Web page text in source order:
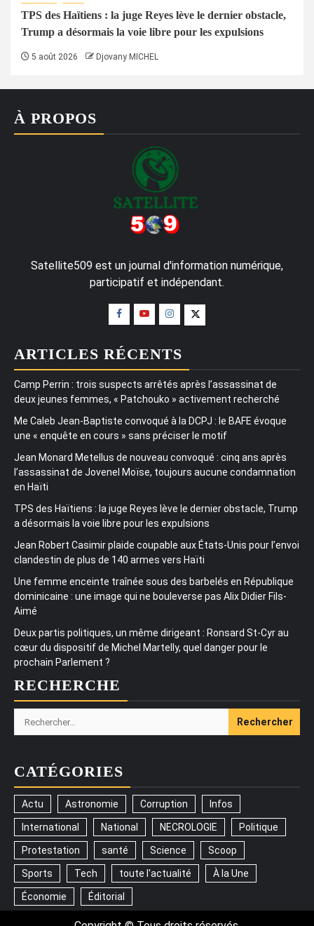
TPS des Haïtiens : la juge Reyes lève le dernier obstacle,
Trump a désormais la voie libre pour les expulsions
5 août 2026 Djovany MICHEL
À PROPOS
Satellite509 est un journal d'information numérique,
participatif et indépendant.
ARTICLES RÉCENTS
Camp Perrin : trois suspects arrêtés après l’assassinat de
deux jeunes femmes, « Patchouko » activement recherché
Me Caleb Jean-Baptiste convoqué à la DCPJ : le BAFE évoque
une « enquête en cours » sans préciser le motif
Jean Monard Metellus de nouveau convoqué : cinq ans après
l’assassinat de Jovenel Moïse, toujours aucune condamnation
en Haïti
TPS des Haïtiens : la juge Reyes lève le dernier obstacle, Trump
a désormais la voie libre pour les expulsions
Jean Robert Casimir plaide coupable aux États-Unis pour l’envoi
clandestin de plus de 140 armes vers Haïti
Une femme enceinte traînée sous des barbelés en République
dominicaine : une image qui ne bouleverse pas Alix Didier Fils-
Aimé
Deux partis politiques, un même dirigeant : Ronsard St-Cyr au
cœur du dispositif de Michel Martelly, quel danger pour le
prochain Parlement ?
RECHERCHE
Rechercher :
CATÉGORIES
Actu Astronomie Corruption Infos
International National NECROLOGIE Politique
Protestation santé Science Scoop
Sports Tech toute l'actualité À la Une
Économie Éditorial